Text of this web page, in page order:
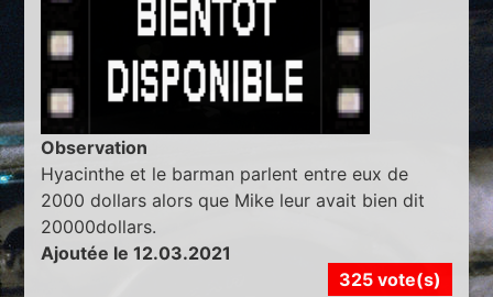
Observation
Hyacinthe et le barman parlent entre eux de
2000 dollars alors que Mike leur avait bien dit
20000dollars.
Ajoutée le 12.03.2021
325 vote(s)